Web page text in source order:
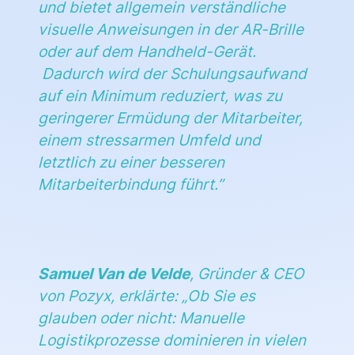
und bietet allgemein verständliche
visuelle Anweisungen in der AR-Brille
oder auf dem Handheld-Gerät.
Dadurch wird der Schulungsaufwand
auf ein Minimum reduziert, was zu
geringerer Ermüdung der Mitarbeiter,
einem stressarmen Umfeld und
letztlich zu einer besseren
Mitarbeiterbindung führt.”
Samuel Van de Velde, Gründer & CEO
von Pozyx, erklärte: „Ob Sie es
glauben oder nicht: Manuelle
Logistikprozesse dominieren in vielen